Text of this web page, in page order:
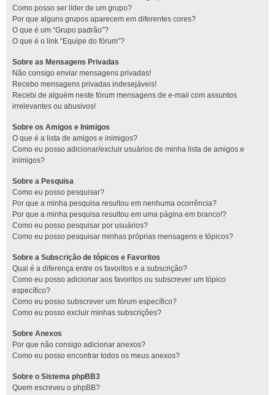
Como posso ser líder de um grupo?
Por que alguns grupos aparecem em diferentes cores?
O que é um “Grupo padrão”?
O que é o link “Equipe do fórum”?
Sobre as Mensagens Privadas
Não consigo enviar mensagens privadas!
Recebo mensagens privadas indesejáveis!
Recebi de alguém neste fórum mensagens de e-mail com assuntos
irrelevantes ou abusivos!
Sobre os Amigos e Inimigos
O que é a lista de amigos e inimigos?
Como eu posso adicionar/excluir usuários de minha lista de amigos e
inimigos?
Sobre a Pesquisa
Como eu posso pesquisar?
Por que a minha pesquisa resultou em nenhuma ocorrência?
Por que a minha pesquisa resultou em uma página em branco!?
Como eu posso pesquisar por usuários?
Como eu posso pesquisar minhas próprias mensagens e tópicos?
Sobre a Subscrição de tópicos e Favoritos
Qual é a diferença entre os favoritos e a subscrição?
Como eu posso adicionar aos favoritos ou subscrever um tópico
específico?
Como eu posso subscrever um fórum específico?
Como eu posso excluir minhas subscrições?
Sobre Anexos
Por que não consigo adicionar anexos?
Como eu posso encontrar todos os meus anexos?
Sobre o Sistema phpBB3
Quem escreveu o phpBB?